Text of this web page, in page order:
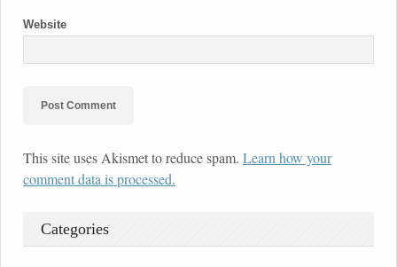
Website
This site uses Akismet to reduce spam. Learn how your
comment data is processed.
Categories